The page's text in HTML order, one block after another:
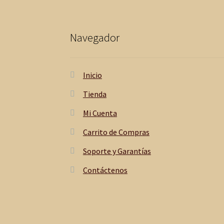
s
n
a
c
Navegador
Inicio
Tienda
Mi Cuenta
Carrito de Compras
Soporte y Garantías
Contáctenos